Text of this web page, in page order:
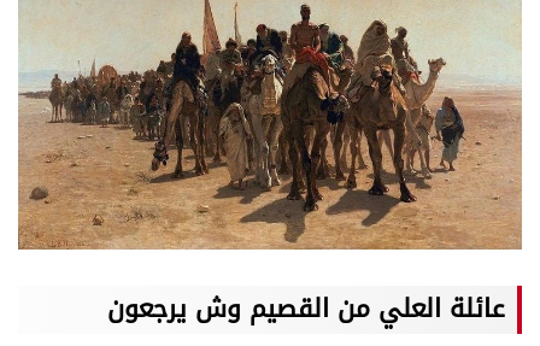
عائلة العلي من القصيم وش يرجعون